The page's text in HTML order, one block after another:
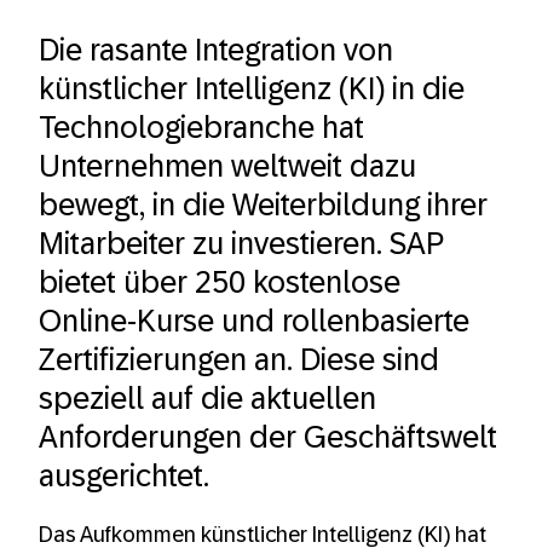
Die rasante Integration von
künstlicher Intelligenz (KI) in die
Technologiebranche hat
Unternehmen weltweit dazu
bewegt, in die Weiterbildung ihrer
Mitarbeiter zu investieren. SAP
bietet über 250 kostenlose
Online-Kurse und rollenbasierte
Zertifizierungen an. Diese sind
speziell auf die aktuellen
Anforderungen der Geschäftswelt
ausgerichtet.
Das Aufkommen künstlicher Intelligenz (KI) hat